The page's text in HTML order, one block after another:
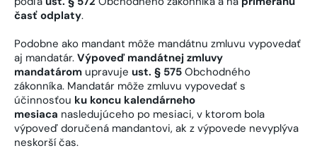
časť odplaty.
Podobne ako mandant môže mandátnu zmluvu vypovedať
aj mandatár. Výpoveď mandátnej zmluvy
mandatárom upravuje ust. § 575 Obchodného
zákonníka. Mandatár môže zmluvu vypovedať s
účinnosťou ku koncu kalendárneho
mesiaca nasledujúceho po mesiaci, v ktorom bola
výpoveď doručená mandantovi, ak z výpovede nevyplýva
neskorší čas.